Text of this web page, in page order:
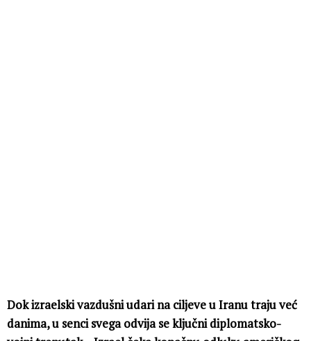
Dok izraelski vazdušni udari na ciljeve u Iranu traju već
danima, u senci svega odvija se ključni diplomatsko-